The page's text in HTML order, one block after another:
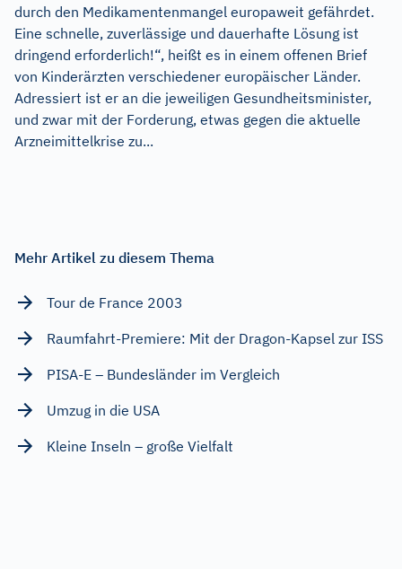
durch den Medikamentenmangel europaweit gefährdet.
Eine schnelle, zuverlässige und dauerhafte Lösung ist
dringend erforderlich!“, heißt es in einem offenen Brief
von Kinderärzten verschiedener europäischer Länder.
Adressiert ist er an die jeweiligen Gesundheitsminister,
und zwar mit der Forderung, etwas gegen die aktuelle
Arzneimittelkrise zu...
Mehr Artikel zu diesem Thema
Tour de France 2003
Raumfahrt-Premiere: Mit der Dragon-Kapsel zur ISS
PISA-E – Bundesländer im Vergleich
Umzug in die USA
Kleine Inseln – große Vielfalt